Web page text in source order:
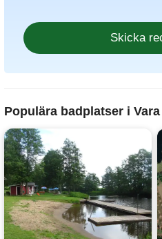
Populära badplatser i Vara